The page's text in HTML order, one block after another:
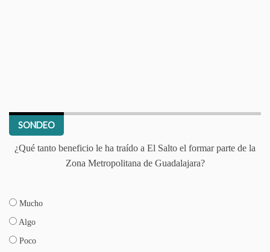
SONDEO
¿Qué tanto beneficio le ha traído a El Salto el formar parte de la
Zona Metropolitana de Guadalajara?
Mucho
Algo
Poco